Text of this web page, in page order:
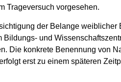
Trageversuch vorgesehen.
der Belange
und
Die konkrete Benennung von
erst zu einem späteren